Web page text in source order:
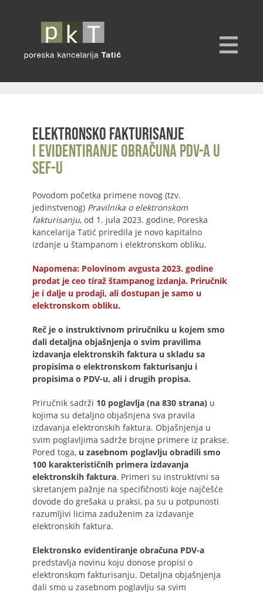
Elektronsko fakturisanje
i evidentiranje obračuna PDV-a u
SEF-u
Povodom početka primene novog (tzv.
jedinstvenog) Pravilnika o elektronskom
fakturisanju, od 1. jula 2023. godine, Poreska
kancelarija Tatić priredila je novo kapitalno
izdanje u štampanom i elektronskom obliku.
Napomena: Polovinom avgusta 2023. godine
prodat je ceo tiraž štampanog izdanja. Priručnik
je i dalje u prodaji, ali dostupan je samo u
elektronskom obliku.
Reč je o instruktivnom priručniku u kojem smo
dali detaljna objašnjenja o svim pravilima
izdavanja elektronskih faktura u skladu sa
propisima o elektronskom fakturisanju i
propisima o PDV-u, ali i drugih propisa.
Priručnik sadrži 10 poglavlja (na 830 strana) u
kojima su detaljno objašnjena sva pravila
izdavanja elektronskih faktura. Objašnjenja u
svim poglavljima sadrže brojne primere iz prakse.
Pored toga, u zasebnom poglavlju obradili smo
100 karakterističnih primera izdavanja
elektronskih faktura. Primeri su instruktivni sa
skretanjem pažnje na specifičnosti koje najčešće
dovode do grešaka u praksi, pa su u potpunosti
razumljivi licima zaduženim za izdavanje
elektronskih faktura.
Elektronsko evidentiranje obračuna PDV-a
predstavlja novinu koju donose propisi o
elektronskom fakturisanju. Detaljna objašnjenja
dali smo u zasebnom poglavlju sa svim